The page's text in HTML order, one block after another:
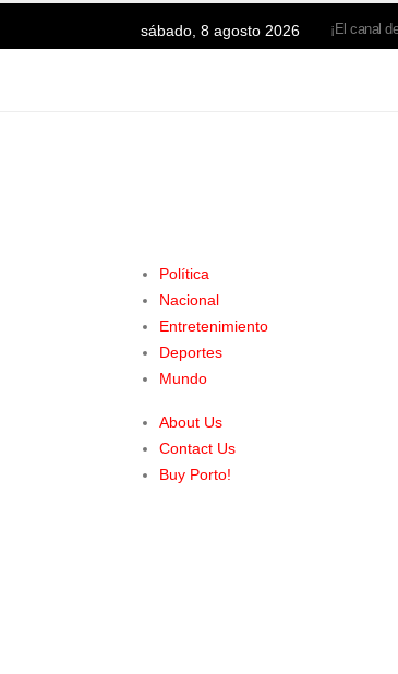
sábado, 8 agosto 2026 ¡El canal
Política
Nacional
Entretenimiento
Deportes
Mundo
About Us
Contact Us
Buy Porto!